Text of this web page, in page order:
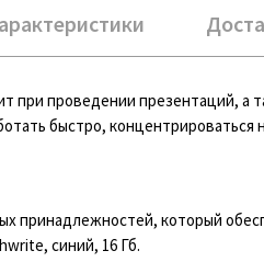
при проведении презентаций,
быстро,
принадлежностей, который
синий, 16 Гб.